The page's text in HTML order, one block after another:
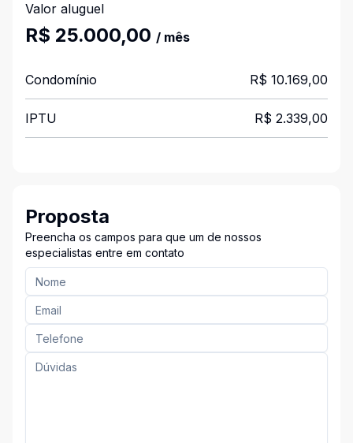
Valor aluguel
R$ 25.000,00 / mês
Condomínio R$ 10.169,00
IPTU R$ 2.339,00
Proposta
Preencha os campos para que um de nossos
especialistas entre em contato